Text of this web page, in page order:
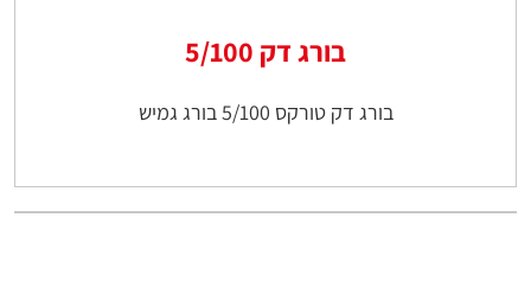
בורג דק 5/100
בורג דק טורקס 5/100 בורג גמיש